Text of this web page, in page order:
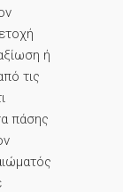
ή
τις
πάσης